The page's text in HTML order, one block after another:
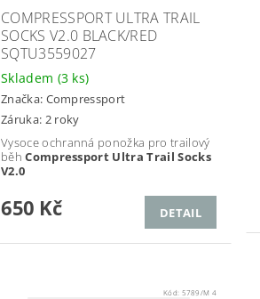
COMPRESSPORT ULTRA TRAIL
SOCKS V2.0 BLACK/RED
SQTU3559027
Skladem (3 ks)
Značka: Compressport
Záruka: 2 roky
Vysoce ochranná ponožka pro trailový
běhCompressport Ultra Trail Socks
V2.0
650 Kč DETAIL
Kód: 5789/M 4